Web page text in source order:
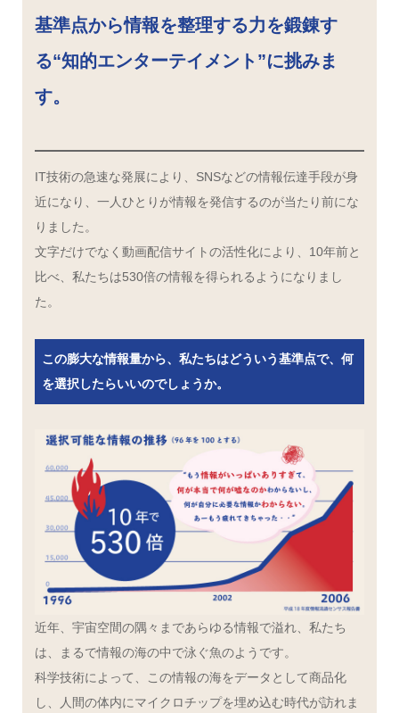
基準点から情報を整理する力を鍛錬す
る“知的エンターテイメント”に挑みま
す。
IT技術の急速な発展により、SNSなどの情報伝達手段が身
近になり、一人ひとりが情報を発信するのが当たり前にな
りました。
文字だけでなく動画配信サイトの活性化により、10年前と
比べ、私たちは530倍の情報を得られるようになりまし
た。
この膨大な情報量から、私たちはどういう基準点で、何
を選択したらいいのでしょうか。
近年、宇宙空間の隅々まであらゆる情報で溢れ、私たち
は、まるで情報の海の中で泳ぐ魚のようです。
科学技術によって、この情報の海をデータとして商品化
し、人間の体内にマイクロチップを埋め込む時代が訪れま